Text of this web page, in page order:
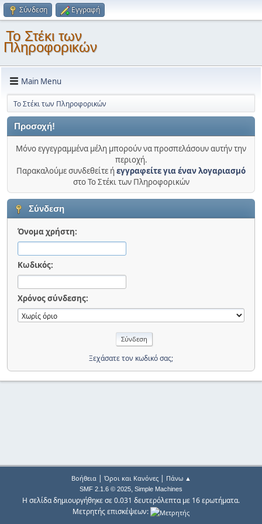
Σύνδεση Εγγραφή
Το Στέκι των
Πληροφορικών
Main Menu
Το Στέκι των Πληροφορικών
Προσοχή!
Μόνο εγγεγραμμένα μέλη μπορούν να προσπελάσουν αυτήν την
περιοχή.
Παρακαλούμε συνδεθείτε ήεγγραφείτε για έναν λογαριασμό
στο Το Στέκι των Πληροφορικών
Σύνδεση
Όνομα χρήστη:
Κωδικός:
Χρόνος σύνδεσης:
Ξεχάσατε τον κωδικό σας;
Βοήθεια| Όροι και Κανόνες| Πάνω ▲
SMF 2.1.6 © 2025, Simple Machines
Η σελίδα δημιουργήθηκε σε 0.031 δευτερόλεπτα με 16 ερωτήματα.
Μετρητής επισκέψεων: